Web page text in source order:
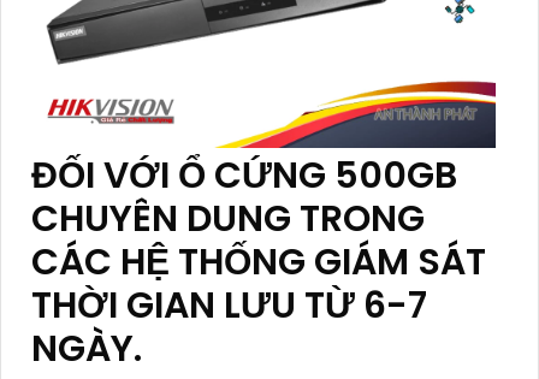
ĐỐI VỚI Ổ CỨNG 500GB
CHUYÊN DUNG TRONG
CÁC HỆ THỐNG GIÁM SÁT
THỜI GIAN LƯU TỪ 6-7
NGÀY.